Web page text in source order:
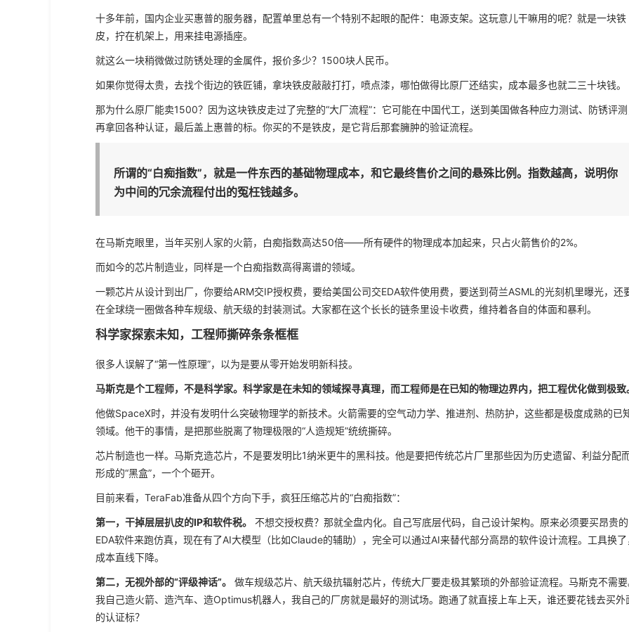
十多年前，国内企业买惠普的服务器，配置单里总有一个特别不起眼的配件：电源支架。这玩意儿干嘛用的呢？就是一块铁
皮，拧在机架上，用来挂电源插座。
就这么一块稍微做过防锈处理的金属件，报价多少？1500块人民币。
如果你觉得太贵，去找个街边的铁匠铺，拿块铁皮敲敲打打，喷点漆，哪怕做得比原厂还结实，成本最多也就二三十块钱。
那为什么原厂能卖1500？因为这块铁皮走过了完整的“大厂流程”：它可能在中国代工，送到美国做各种应力测试、防锈评测
再拿回各种认证，最后盖上惠普的标。你买的不是铁皮，是它背后那套臃肿的验证流程。
所谓的“白痴指数”，就是一件东西的基础物理成本，和它最终售价之间的悬殊比例。指数越高，说明你
为中间的冗余流程付出的冤枉钱越多。
在马斯克眼里，当年买别人家的火箭，白痴指数高达50倍——所有硬件的物理成本加起来，只占火箭售价的2%。
而如今的芯片制造业，同样是一个白痴指数高得离谱的领域。
一颗芯片从设计到出厂，你要给ARM交IP授权费，要给美国公司交EDA软件使用费，要送到荷兰ASML的光刻机里曝光，还
在全球绕一圈做各种车规级、航天级的封装测试。大家都在这个长长的链条里设卡收费，维持着各自的体面和暴利。
科学家探索未知，工程师撕碎条条框框
很多人误解了“第一性原理”，以为是要从零开始发明新科技。
马斯克是个工程师，不是科学家。科学家是在未知的领域探寻真理，而工程师是在已知的物理边界内，把工程优化做到极致
他做SpaceX时，并没有发明什么突破物理学的新技术。火箭需要的空气动力学、推进剂、热防护，这些都是极度成熟的已
领域。他干的事情，是把那些脱离了物理极限的“人造规矩”统统撕碎。
芯片制造也一样。马斯克造芯片，不是要发明比1纳米更牛的黑科技。他是要把传统芯片厂里那些因为历史遗留、利益分配
形成的“黑盒”，一个个砸开。
目前来看，TeraFab准备从四个方向下手，疯狂压缩芯片的“白痴指数”：
第一，干掉层层扒皮的IP和软件税。
不想交授权费？那就全盘内化。自己写底层代码，自己设计架构。原来必须要买昂贵的
EDA软件来跑仿真，现在有了AI大模型（比如Claude的辅助），完全可以通过AI来替代部分高昂的软件设计流程。工具换了
成本直线下降。
第二，无视外部的“评级神话”。
做车规级芯片、航天级抗辐射芯片，传统大厂要走极其繁琐的外部验证流程。马斯克不需要
我自己造火箭、造汽车、造Optimus机器人，我自己的厂房就是最好的测试场。跑通了就直接上车上天，谁还要花钱去买外
的认证标？